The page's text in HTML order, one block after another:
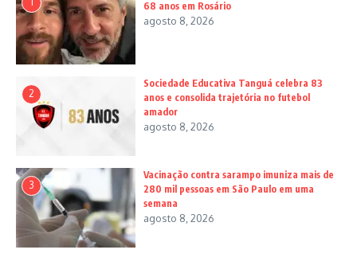
68 anos em Rosário
agosto 8, 2026
2
Sociedade Educativa Tanguá celebra 83
anos e consolida trajetória no futebol
amador
agosto 8, 2026
3
Vacinação contra sarampo imuniza mais de
280 mil pessoas em São Paulo em uma
semana
agosto 8, 2026